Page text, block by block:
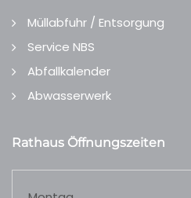
Müllabfuhr / Entsorgung
Service NBS
Abfallkalender
Abwasserwerk
Rathaus Öffnungszeiten